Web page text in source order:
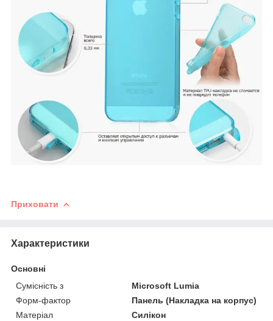
Приховати
Характеристики
Основні
Сумісність з
Microsoft Lumia
Форм-фактор
Панель (Накладка на корпус)
Матеріал
Силікон